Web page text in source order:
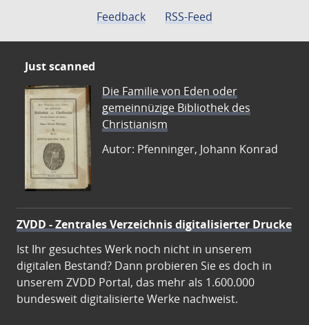
Feedback
RSS-Feed
Just scanned
Die Familie von Eden oder
gemeinnüzige Bibliothek des
Christianism
Autor: Pfenninger, Johann Konrad
ZVDD - Zentrales Verzeichnis digitalisierter Drucke
Ist Ihr gesuchtes Werk noch nicht in unserem
digitalen Bestand? Dann probieren Sie es doch in
unserem ZVDD Portal, das mehr als 1.600.000
bundesweit digitalisierte Werke nachweist.